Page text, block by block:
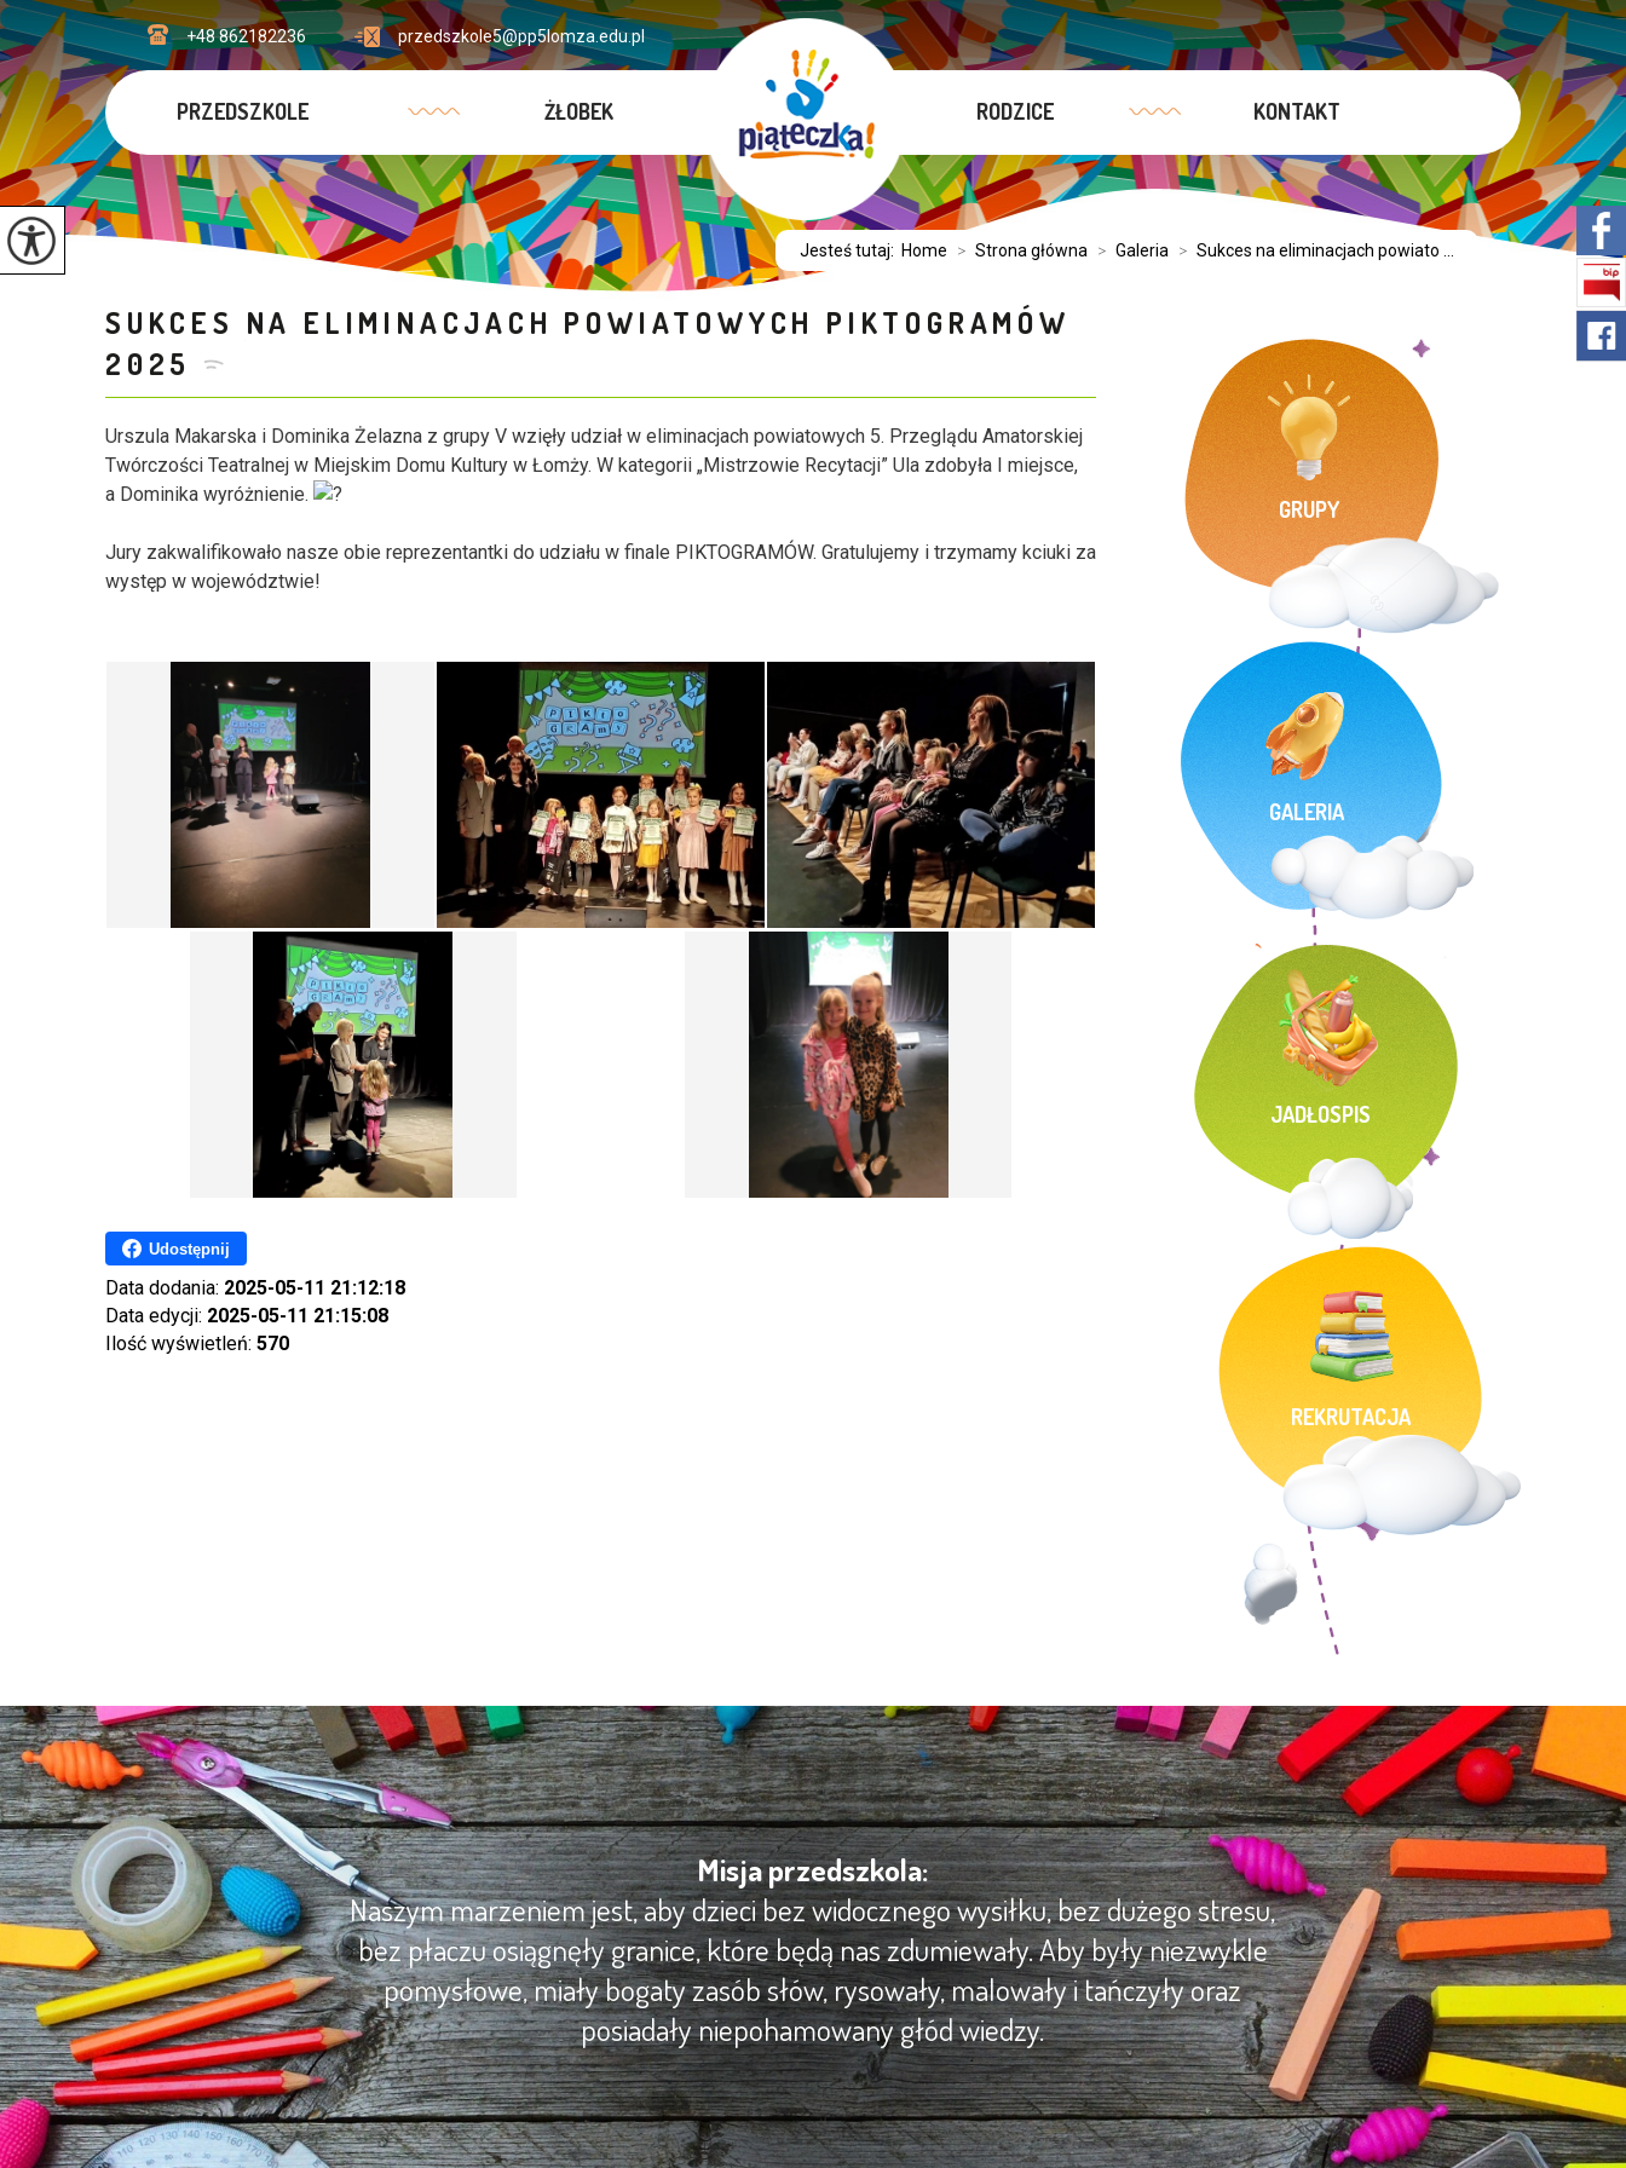
przedszkole5@pp5lomza.edu.pl
+48 862182236
PRZEDSZKOLE ŻŁOBEK RODZICE KONTAKT
Jesteś tutaj: Home > Strona główna > Galeria > Sukces na eliminacjach powiato ...
SUKCES NA ELIMINACJACH POWIATOWYCH PIKTOGRAMÓW
2025
Urszula Makarska i Dominika Żelazna z grupy V wzięły udział w eliminacjach powiatowych 5. Przeglądu Amatorskiej
Twórczości Teatralnej w Miejskim Domu Kultury w Łomży. W kategorii „Mistrzowie Recytacji” Ula zdobyła I miejsce,
a Dominika wyróżnienie.
Jury zakwalifikowało nasze obie reprezentantki do udziału w finale PIKTOGRAMÓW. Gratulujemy i trzymamy kciuki za
występ w województwie!
Udostępnij
Data dodania: 2025-05-11 21:12:18
Data edycji: 2025-05-11 21:15:08
Ilość wyświetleń: 570
GRUPY
GALERIA
JADŁOSPIS
REKRUTACJA
Misja przedszkola:
Naszym marzeniem jest, aby dzieci bez widocznego wysiłku, bez dużego stresu,
bez płaczu osiągnęły granice, które będą nas zdumiewały. Aby były niezwykle
pomysłowe, miały bogaty zasób słów, rysowały, malowały i tańczyły oraz
posiadały niepohamowany głód wiedzy.